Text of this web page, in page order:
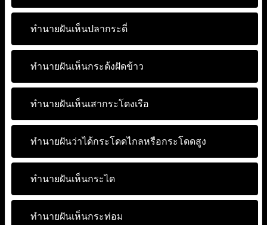
ทำนายฝันเห็นปลากระดี่
ทำนายฝันเห็นกระด้งฝัดข้าว
ทำนายฝันเห็นเสากระโดงเรือ
ทำนายฝันว่าได้กระโดดไกลหรือกระโดดสูง
ทำนายฝันเห็นกระได
ทำนายฝันเห็นกระท่อม